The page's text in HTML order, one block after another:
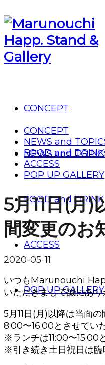
CONCEPT
NEWS and
FOOD and DRINK
ACCESS
POP UP GALLERY
CONCEPT
NEWS and
FOOD and DRINK
ACCESS
POP UP GALLERY
5月11日(月)
間変更のお
2020-05-11
いつもMarunouchi
いただきまして誠にあり
5月11日(月)以降は当面
8:00〜16:00とさせてい
※ランチは11:00〜15:00
※引き続き土日祝日は臨